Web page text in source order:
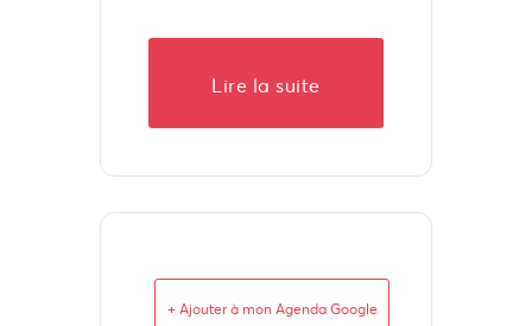
Lire la suite
+ Ajouter à mon Agenda Google